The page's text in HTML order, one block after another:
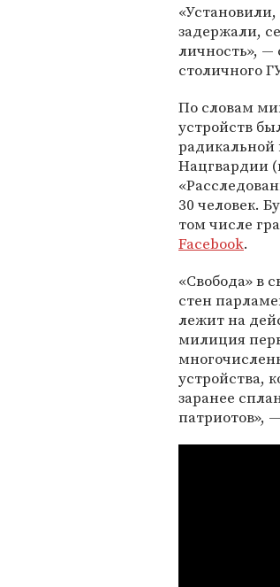
«Установили,
задержали,
личность», —
столичного
По словам
устройств
радикальной
Нацгвардии
30 человек.
том числе
Facebook.
«Свобода» в
стен
лежит на
милиция
устройства,
заранее
патриотов»,